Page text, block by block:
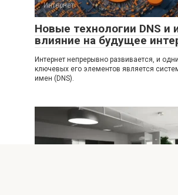
Интернет
Новые технологии DNS и
влияние на будущее
Интернет непрерывно развивается, и
ключевых его элементов является
имен (DNS).